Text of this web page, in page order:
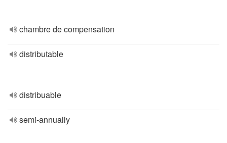
chambre de compensation
distributable
distribuable
semi-annually